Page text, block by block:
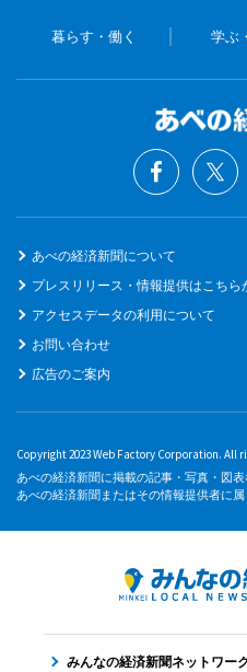
暮らす・働く 学ぶ
あべの経済新聞について
プレスリリース・情報提供はこちら
アクセスデータの利用について
お問い合わせ
広告のご案内
Copyright 2023 Web Factory Corporation. All
あべの経済新聞に掲載の記事・写真・図
あべの経済新聞またはその情報提供者に属
みんなの経済新聞ネットワー